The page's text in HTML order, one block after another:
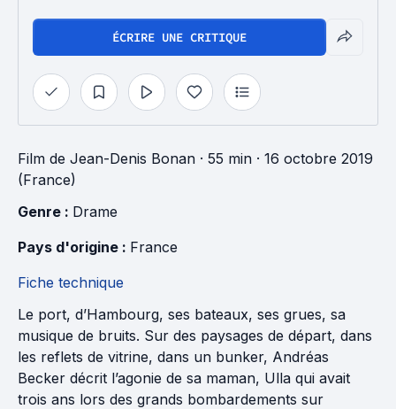
ÉCRIRE UNE CRITIQUE
Film de Jean-Denis Bonan · 55 min · 16 octobre 2019
(France)
Genre : Drame
Pays d'origine : France
Fiche technique
Le port, d’Hambourg, ses bateaux, ses grues, sa
musique de bruits. Sur des paysages de départ, dans
les reflets de vitrine, dans un bunker, Andréas
Becker décrit l’agonie de sa maman, Ulla qui avait
trois ans lors des grands bombardements sur